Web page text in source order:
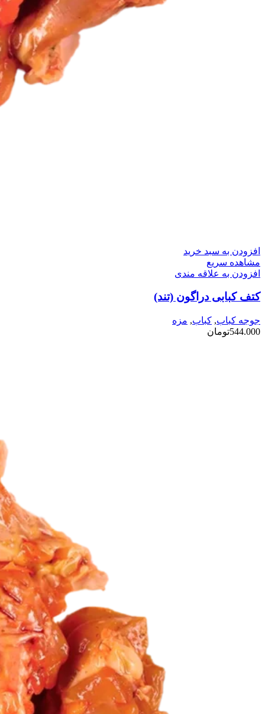
افزودن به سبد خرید
مشاهده سریع
افزودن به علاقه مندی
کتف کبابی دراگون (تند)
جوجه کباب, کباب, مزه
544.000تومان